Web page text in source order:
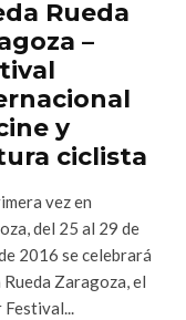
Rueda
–
y
ciclista
vez en
del 25 al 29 de
2016 se celebrará
Rueda Zaragoza, el
Festival...